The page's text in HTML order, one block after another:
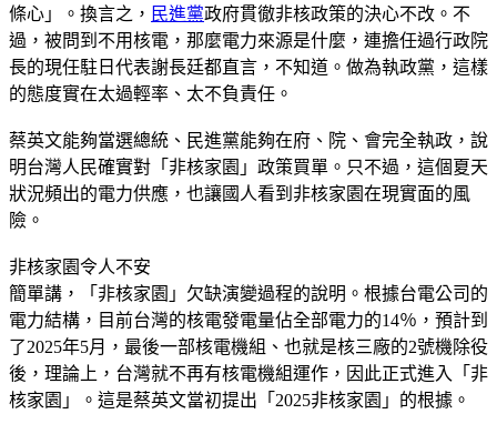
條心」。換言之， 民進黨政府貫徹非核政策的決心不改。不
過，被問到不用核電，那麼電力來源是什麼，連擔任過行政院
長的現任駐日代表謝長廷都直言，不知道。做為執政黨，這樣
的態度實在太過輕率、太不負責任。
蔡英文能夠當選總統、民進黨能夠在府、院、會完全執政，說
明台灣人民確實對「非核家園」政策買單。只不過，這個夏天
狀況頻出的電力供應，也讓國人看到非核家園在現實面的風
險。
非核家園令人不安
簡單講，「非核家園」欠缺演變過程的說明。根據台電公司的
電力結構，目前台灣的核電發電量佔全部電力的14％，預計到
了2025年5月，最後一部核電機組、也就是核三廠的2號機除役
後，理論上，台灣就不再有核電機組運作，因此正式進入「非
核家園」。這是蔡英文當初提出「2025非核家園」的根據。